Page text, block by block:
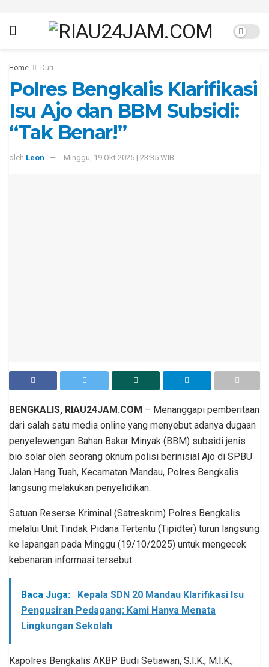
Home Duri
Polres Bengkalis Klarifikasi
Isu Ajo dan BBM Subsidi:
“Tak Benar!”
oleh Leon Minggu, 19 Okt 2025 | 23:35 WIB
BENGKALIS, RIAU24JAM.COM – Menanggapi pemberitaan
dari salah satu media online yang menyebut adanya dugaan
penyelewengan Bahan Bakar Minyak (BBM) subsidi jenis
bio solar oleh seorang oknum polisi berinisial Ajo di SPBU
Jalan Hang Tuah, Kecamatan Mandau, Polres Bengkalis
langsung melakukan penyelidikan.
Satuan Reserse Kriminal (Satreskrim) Polres Bengkalis
melalui Unit Tindak Pidana Tertentu (Tipidter) turun langsung
ke lapangan pada Minggu (19/10/2025) untuk mengecek
kebenaran informasi tersebut.
Baca Juga:
Kepala SDN 20 Mandau Klarifikasi Isu
Pengusiran Pedagang: Kami Hanya Menata
Lingkungan Sekolah
Kapolres Bengkalis AKBP Budi Setiawan, S.I.K., M.I.K.,